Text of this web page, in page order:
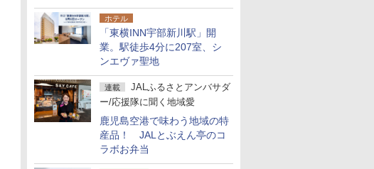
～中野坂上を4分間隔に
ホテル
「東横INN宇部新川駅」開
業。駅徒歩4分に207室、シ
ンエヴァ聖地
連載
JALふるさとアンバサダ
ー/応援隊に聞く地域愛
鹿児島空港で味わう地域の特
産品！ JALとぶえん亭のコ
ラボお弁当